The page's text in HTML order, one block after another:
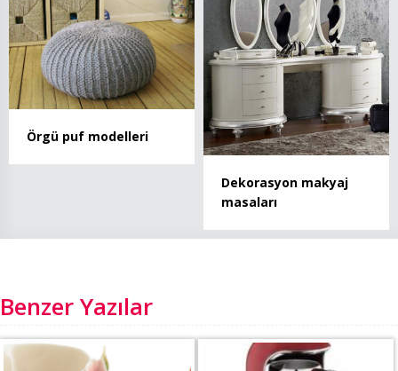
Örgü puf modelleri
Dekorasyon makyaj
masaları
Benzer Yazılar